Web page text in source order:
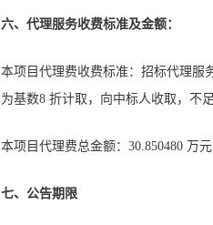
六、代理服务收费标准及金额：
本项目代理费收费标准：招标代理服
为基数8 折计取，向中标人收取，不
本项目代理费总金额：30.850480 万
七、公告期限